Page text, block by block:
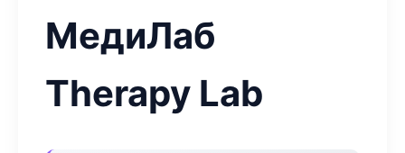
МедиЛаб
Therapy Lab